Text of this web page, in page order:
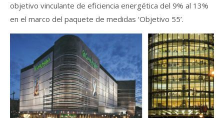
objetivo vinculante de eficiencia energética del 9% al 13%
en el marco del paquete de medidas ‘Objetivo 55’.